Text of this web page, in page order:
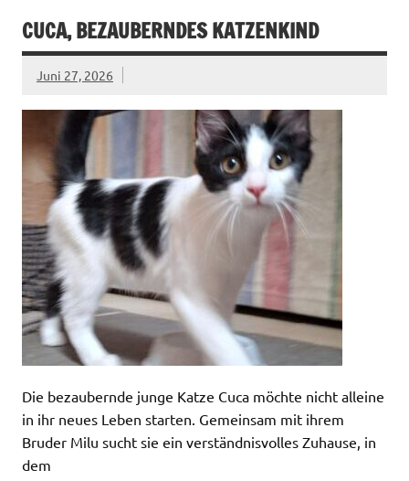
CUCA, BEZAUBERNDES KATZENKIND
Juni 27, 2026
Die bezaubernde junge Katze Cuca möchte nicht alleine
in ihr neues Leben starten. Gemeinsam mit ihrem
Bruder Milu sucht sie ein verständnisvolles Zuhause, in
dem